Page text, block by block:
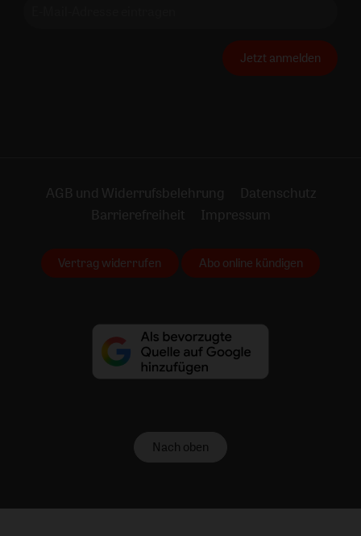
Jetzt anmelden
AGB und Widerrufsbelehrung
Datenschutz
Barrierefreiheit
Impressum
Vertrag widerrufen Abo online kündigen
Nach oben